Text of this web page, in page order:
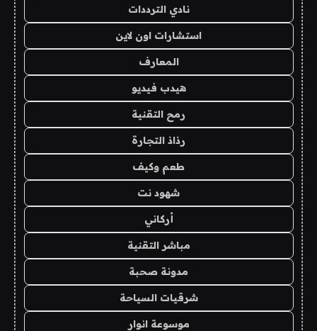
نادي الترددات
استشارات اون لاين
المعارف
هيدب فيديو
رمح التقنية
رذاذ التجارة
طعم وكيف
شهود نت
أركاني
مباشر التقنية
مدونة صحبة
شرقيات السياحة
موسوعة انوار